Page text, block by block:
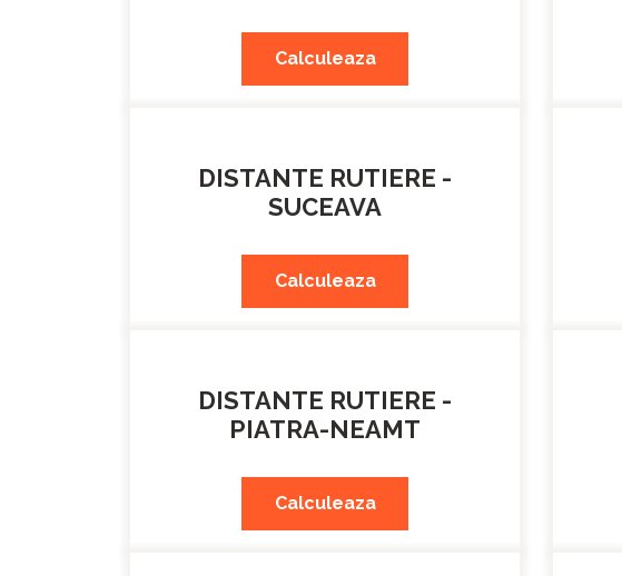
Calculeaza
DISTANTE RUTIERE -
SUCEAVA
Calculeaza
DISTANTE RUTIERE -
PIATRA-NEAMT
Calculeaza